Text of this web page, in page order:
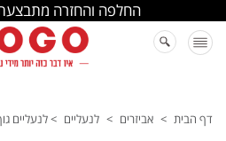
החלפה והחזרה
דף הבית > אביזרים > לנעליים >לנעליים גוף